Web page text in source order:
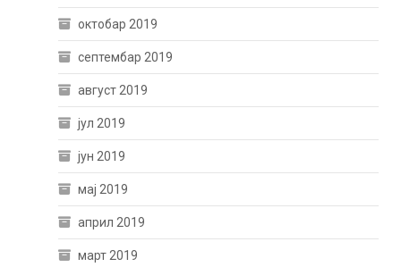
октобар 2019
септембар 2019
август 2019
јул 2019
јун 2019
мај 2019
април 2019
март 2019